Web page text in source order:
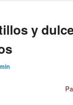
y